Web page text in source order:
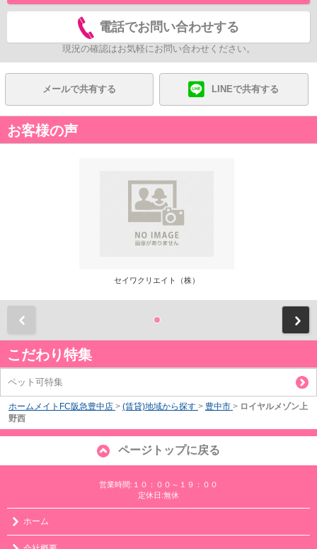
電話でお問い合わせする
現況の確認はお気軽にお問い合わせください。
メールで共有する LINEで共有する
お客様の声
セイワクリエイト（株）
こだわり特集
ペット可特集
ホームメイトFC阪急豊中店 > (賃貸)地域から探す > 豊中市 > ロイヤルメゾン上
野西
ページトップに戻る
営業時間:１０：００～１９：００
定休日:無休
ホーム